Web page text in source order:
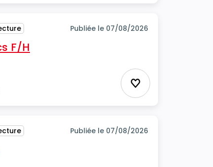
Publiée le 07/08/2026
F/H
Ajouter aux
Publiée le 07/08/2026